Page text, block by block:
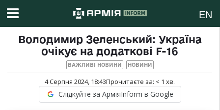
EN
Володимир Зеленський: Україна
очікує на додаткові F-16
ВАЖЛИВІ НОВИНИ НОВИНИ
4 Серпня 2024, 18:43Прочитаєте за: < 1 хв.
Слідкуйте за АрміяInform в Google